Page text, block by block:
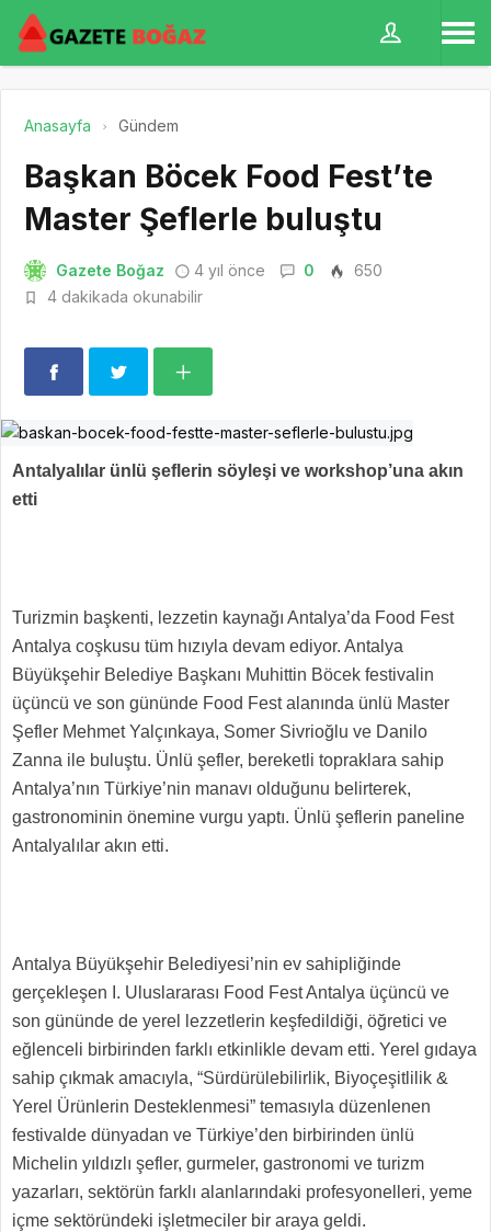
Anasayfa Gündem
Başkan Böcek Food Fest’te
Master Şeflerle buluştu
Gazete Boğaz 4 yıl önce 0
650
4 dakikada okunabilir
Antalyalılar ünlü şeflerin söyleşi ve workshop’una akın
etti
Turizmin başkenti, lezzetin kaynağı Antalya’da Food Fest
Antalya coşkusu tüm hızıyla devam ediyor. Antalya
Büyükşehir Belediye Başkanı Muhittin Böcek festivalin
üçüncü ve son gününde Food Fest alanında ünlü Master
Şefler Mehmet Yalçınkaya, Somer Sivrioğlu ve Danilo
Zanna ile buluştu. Ünlü şefler, bereketli topraklara sahip
Antalya’nın Türkiye’nin manavı olduğunu belirterek,
gastronominin önemine vurgu yaptı. Ünlü şeflerin paneline
Antalyalılar akın etti.
Antalya Büyükşehir Belediyesi’nin ev sahipliğinde
gerçekleşen I. Uluslararası Food Fest Antalya üçüncü ve
son gününde de yerel lezzetlerin keşfedildiği, öğretici ve
eğlenceli birbirinden farklı etkinlikle devam etti. Yerel gıdaya
sahip çıkmak amacıyla, “Sürdürülebilirlik, Biyoçeşitlilik &
Yerel Ürünlerin Desteklenmesi” temasıyla düzenlenen
festivalde dünyadan ve Türkiye’den birbirinden ünlü
Michelin yıldızlı şefler, gurmeler, gastronomi ve turizm
yazarları, sektörün farklı alanlarındaki profesyonelleri, yeme
içme sektöründeki işletmeciler bir araya geldi.